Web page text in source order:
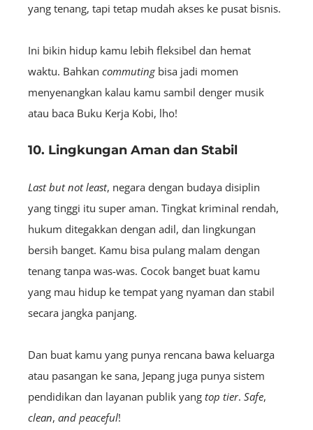
yang tenang, tapi tetap mudah akses ke pusat bisnis.
Ini bikin hidup kamu lebih fleksibel dan hemat
waktu. Bahkan commutingbisa jadi momen
menyenangkan kalau kamu sambil denger musik
atau baca Buku Kerja Kobi, lho!
10. Lingkungan Aman dan Stabil
Last but not least, negara dengan budaya disiplin
yang tinggi itu super aman. Tingkat kriminal rendah,
hukum ditegakkan dengan adil, dan lingkungan
bersih banget. Kamu bisa pulang malam dengan
tenang tanpa was-was. Cocok banget buat kamu
yang mau hidup ke tempat yang nyaman dan stabil
secara jangka panjang.
Dan buat kamu yang punya rencana bawa keluarga
atau pasangan ke sana, Jepang juga punya sistem
pendidikan dan layanan publik yang top tier. Safe,
clean, and peaceful!